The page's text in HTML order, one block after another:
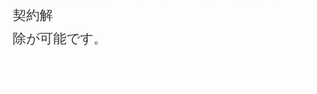
契約解
除が可能です。